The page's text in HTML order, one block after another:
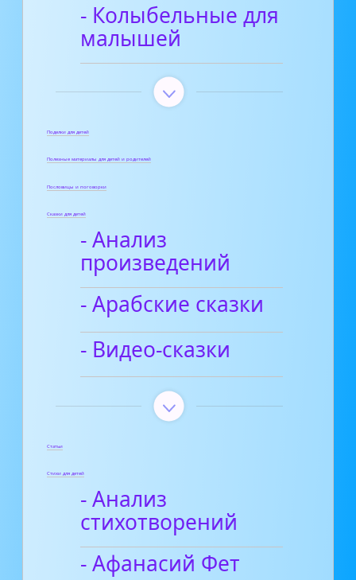
- Колыбельные для
малышей
Поделки для детей
Полезные материалы для детей и родителей
Пословицы и поговорки
Сказки для детей
- Анализ
произведений
- Арабские сказки
- Видео-сказки
Статьи
Стихи для детей
- Анализ
стихотворений
- Афанасий Фет